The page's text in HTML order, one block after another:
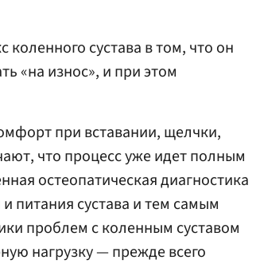
сустава в том, что он
«на износ», и при этом
при вставании, щелчки,
что процесс уже идет полным
остеопатическая диагностика
питания сустава и тем самым
проблем с коленным суставом
нагрузку — прежде всего